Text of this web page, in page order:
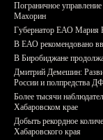
Пограничное
Махорин
Губернатор ЕАО Мария
В ЕАО рекомендовано
В Биробиджане
Дмитрий Демешин:
России и полпредства
Более тысячи
Хабаровском крае
Добыть рекордное
Хабаровского края